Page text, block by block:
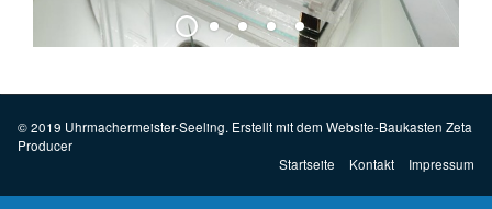
© 2019 Uhrmachermeister-Seeling. Erstellt mit dem Website-Baukasten Zeta
Producer
Startseite
Kontakt Impressum